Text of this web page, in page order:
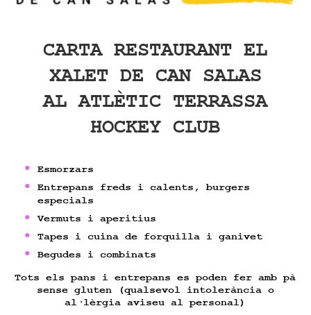
CARTA RESTAURANT EL
XALET DE CAN SALAS
AL ATLÈTIC TERRASSA
HOCKEY CLUB
Esmorzars
Entrepans freds i calents, burgers
especials
Vermuts i aperitius
Tapes i cuina de forquilla i ganivet
Begudes i combinats
Tots els pans i entrepans es poden fer amb pà
sense gluten (qualsevol intolerància o
al·lèrgia aviseu al personal)